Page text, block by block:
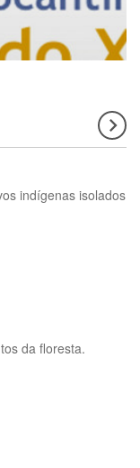
indígenas isolados
da floresta.